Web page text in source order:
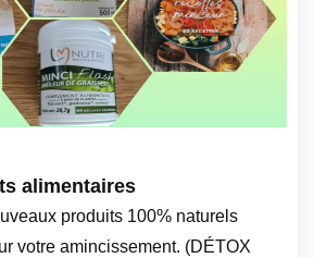
alimentaires
produits 100% naturels
votre amincissement. (DÉTOX